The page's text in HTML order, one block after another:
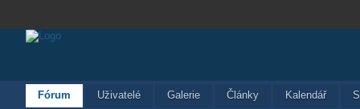
Fórum Uživatelé Galerie Články Kalendář